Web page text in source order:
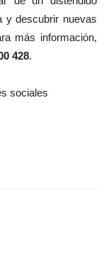
y descubrir nuevas
más información,
428.
sociales